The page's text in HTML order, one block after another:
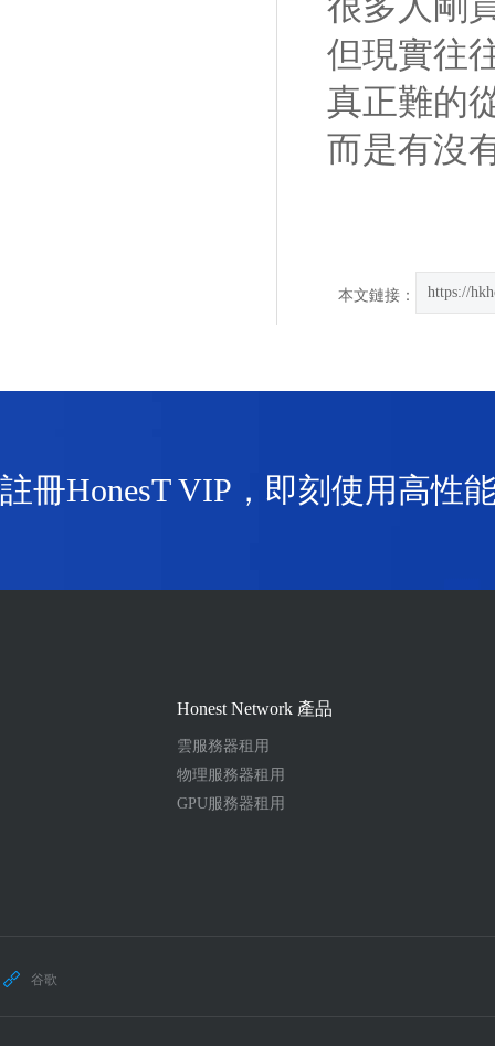
但現實往
真正難的
而是有沒
本文鏈接： https://
註冊HonesT VIP，即刻使用高性
Honest Network 產品
雲服務器租用
物理服務器租用
GPU服務器租用
谷歌